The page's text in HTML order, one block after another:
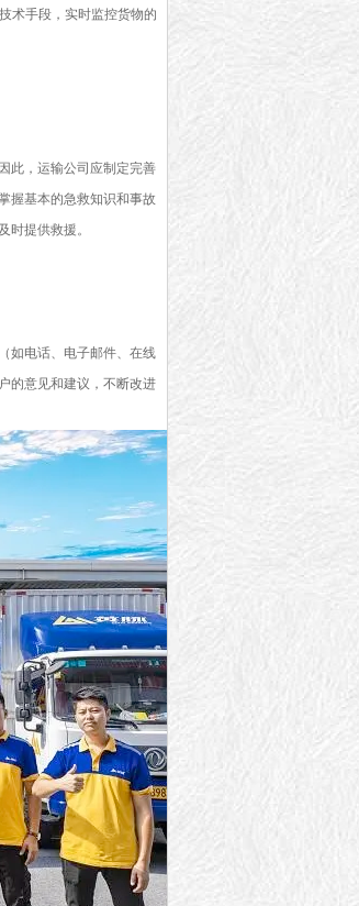
术手段，实时监控货物的
此，运输公司应制定完善
握基本的急救知识和事故
时提供救援。
如电话、电子邮件、在线
的意见和建议，不断改进